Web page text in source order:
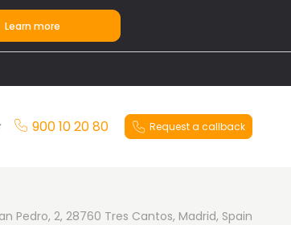
Learn more
900 10 20 80 Request a callback
Pedro, 2, 28760 Tres Cantos, Madrid, Spain